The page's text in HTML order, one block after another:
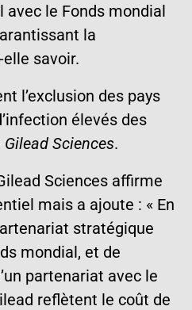
le Fonds mondial
la
savoir.
l’exclusion des pays
élevés des
Gilead Sciences.
Sciences affirme
mais a ajoute : « En
stratégique
mondial, et de
partenariat avec le
reflètent le coût de